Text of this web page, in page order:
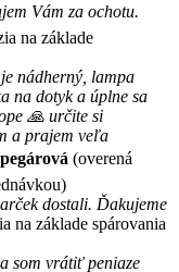
Vám za ochotu.
na základe
nádherný, lampa
na dotyk a úplne sa
🙏 určite si
a prajem veľa
(overená
dostali. Ďakujeme
na základe spárovania
som vrátiť peniaze